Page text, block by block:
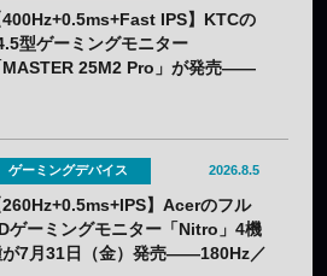
400Hz+0.5ms+Fast IPS】KTCの
型ゲーミングモニター
MASTER 25M2 Pro」が発売——
ゲーミングデバイス 2026.8.5
260Hz+0.5ms+IPS】Acerのフル
ゲーミングモニター「Nitro」4機
が7月31日（金）発売——180Hz／